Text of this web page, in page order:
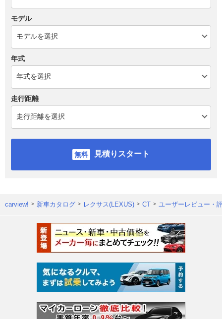
モデル
年式
走行距離
見積りスタート
carview! 新車カタログ レクサス(LEXUS) CT ユーザーレビュー・